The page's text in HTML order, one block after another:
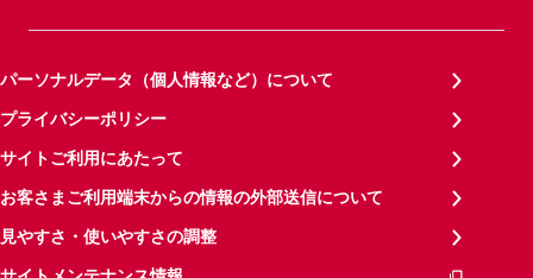
パーソナルデータ（個人情報など）について
プライバシーポリシー
サイトご利用にあたって
お客さまご利用端末からの情報の外部送信について
見やすさ・使いやすさの調整